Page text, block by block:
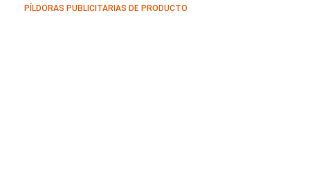
PÍLDORAS PUBLICITARIAS DE PRODUCTO